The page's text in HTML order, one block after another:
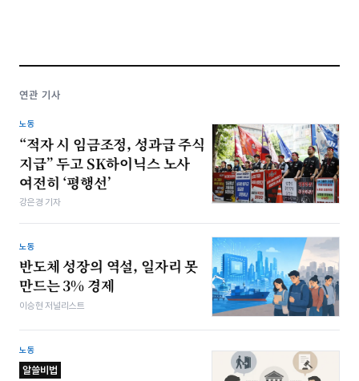
연관 기사
노동
“적자 시 임금조정, 성과급 주식
지급” 두고 SK하이닉스 노사
여전히 ‘평행선’
강은경 기자
노동
반도체 성장의 역설, 일자리 못
만드는 3% 경제
이승현 저널리스트
노동
알쓸비법